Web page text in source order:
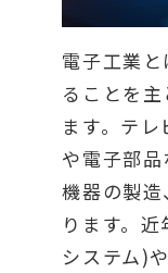
電子工業
ることを
ます。テ
や電子部
機器の製
ります。
システム)